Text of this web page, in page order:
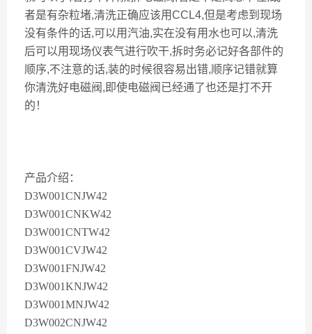
者是有杂粒堵,清洗正确应该用CCL4,但是考虑到现场
没有条件的话,可以用汽油,实在没有用水也可以,清洗
后可以用现场仪表气进行吹干,拆时务必记好各部件的
顺序,不注意的话,装的时候很容易出错,顺序记错就算
你清洗好电磁阀,即使电磁阀已经通了也还是打不开
的！
产品介绍：
D3W001CNJW42
D3W001CNKW42
D3W001CNTW42
D3W001CVJW42
D3W001FNJW42
D3W001KNJW42
D3W001MNJW42
D3W002CNJW42